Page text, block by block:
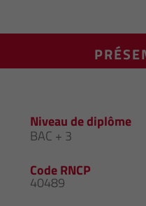
Niveau de diplôme
BAC + 3
Code RNCP
40489